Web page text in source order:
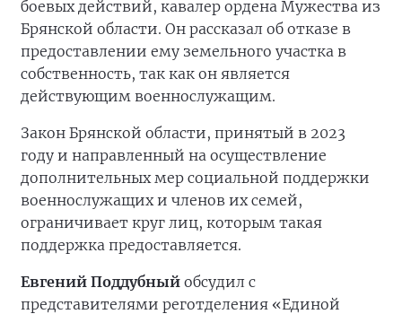
боевых действий, кавалер ордена Мужества из
Брянской области. Он рассказал об отказе в
предоставлении ему земельного участка в
собственность, так как он является
действующим военнослужащим.
Закон Брянской области, принятый в 2023
году и направленный на осуществление
дополнительных мер социальной поддержки
военнослужащих и членов их семей,
ограничивает круг лиц, которым такая
поддержка предоставляется.
Евгений Поддубный обсудил с
представителями реготделения «Единой